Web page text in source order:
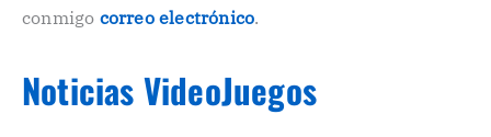
conmigo correo electrónico.
Noticias VideoJuegos